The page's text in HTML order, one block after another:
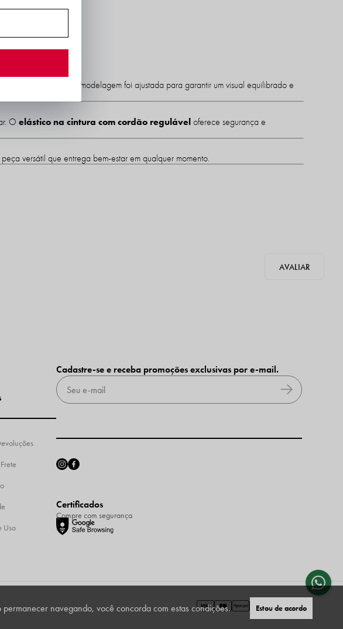
conforto e estilo. A modelagem foi ajustada para garantir um visual equilibrado e
Oelástico na cintura com cordão regulável oferece segurança e
versátil que entrega bem-estar em qualquer momento.
Uso
Cadastre-se e receba promoções exclusivas por e-mail.
Certificados
Compre com segurança
navegando, você concorda com estas condições. Estou de acordo